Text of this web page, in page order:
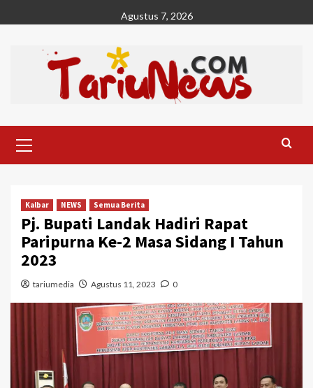
to
Agustus 7, 2026
Menu
Kalbar NEWS Semua Berita
Pj. Bupati Landak Hadiri Rapat
Paripurna Ke-2 Masa Sidang I Tahun
2023
tariumedia Agustus 11, 2023 0